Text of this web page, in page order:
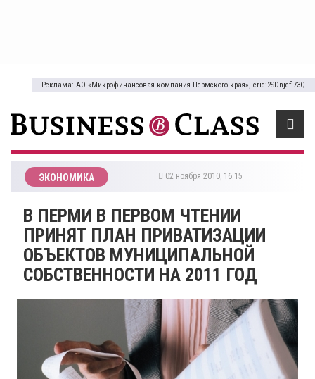
Реклама: АО «Микрофинансовая компания Пермского края», erid:2SDnjcfi73Q
ЭКОНОМИКА 02 ноября 2010, 16:15
В ПЕРМИ В ПЕРВОМ ЧТЕНИИ
ПРИНЯТ ПЛАН ПРИВАТИЗАЦИИ
ОБЪЕКТОВ МУНИЦИПАЛЬНОЙ
СОБСТВЕННОСТИ НА 2011 ГОД